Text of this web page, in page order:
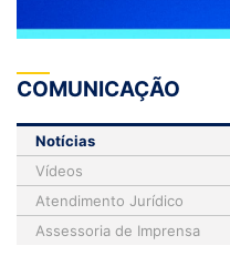
COMUNICAÇÃO
Notícias
Vídeos
Atendimento Jurídico
Assessoria de Imprensa